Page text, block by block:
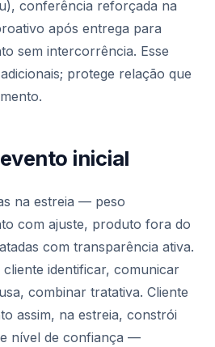
conferência reforçada na
após entrega para
sem intercorrência. Esse
protege relação que
inicial
na estreia — peso
com ajuste, produto fora do
com transparência ativa.
identificar, comunicar
combinar tratativa. Cliente
assim, na estreia, constrói
nível de confiança —